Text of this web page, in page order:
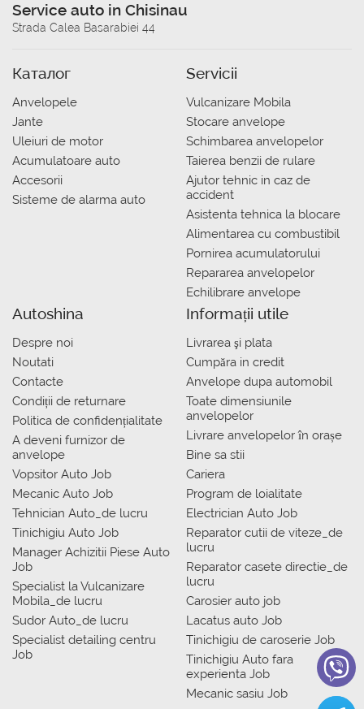
Service auto in Chisinau
Strada Calea Basarabiei 44
Каталог
Anvelopele
Jante
Uleiuri de motor
Acumulatoare auto
Accesorii
Sisteme de alarma auto
Servicii
Vulcanizare Mobila
Stocare anvelope
Schimbarea anvelopelor
Taierea benzii de rulare
Ajutor tehnic in caz de
accident
Asistenta tehnica la blocare
Alimentarea cu combustibil
Pornirea acumulatorului
Repararea anvelopelor
Echilibrare anvelope
Autoshina
Despre noi
Noutati
Contacte
Condiții de returnare
Politica de confidențialitate
A deveni furnizor de
anvelope
Vopsitor Auto Job
Mecanic Auto Job
Tehnician Auto_de lucru
Tinichigiu Auto Job
Manager Achizitii Piese Auto
Job
Specialist la Vulcanizare
Mobila_de lucru
Sudor Auto_de lucru
Specialist detailing centru
Job
Informații utile
Livrarea şi plata
Сumpăra in credit
Anvelope dupa automobil
Toate dimensiunile
anvelopelor
Livrare anvelopelor în orașe
Bine sa stii
Cariera
Program de loialitate
Electrician Auto Job
Reparator cutii de viteze_de
lucru
Reparator casete directie_de
lucru
Carosier auto job
Lacatus auto Job
Tinichigiu de caroserie Job
Tinichigiu Auto fara
experienta Job
Mecanic sasiu Job